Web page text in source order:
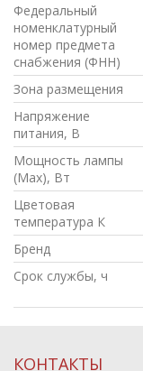
Федеральный
номенклатурный
номер предмета
снабжения (ФНН)
Зона размещения
Напряжение
питания, В
Мощность лампы
(Max), Вт
Цветовая
температура К
Бренд
Срок службы, ч
КОНТАКТЫ